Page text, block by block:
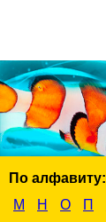
По алфавиту:
М
Н О П